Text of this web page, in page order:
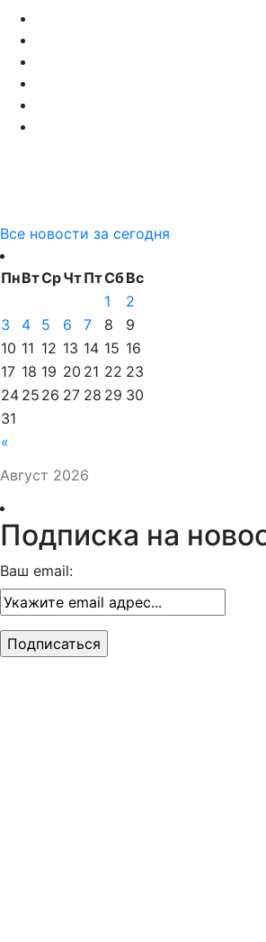
Все новости за сегодня
Август 2026
ПнВтСрЧтПтСбВс
«
1
2
3
4 5 6 7 8
9
10 11 12 13 14 15 16
17 18 19 20 21 22 23
24 25 26 27 28 29 30
31
Подписка на
Ваш email: